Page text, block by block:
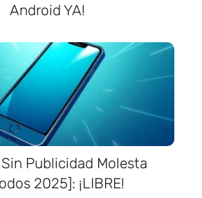
Android YA!
Publicidad Molesta
2025]: ¡LIBRE!